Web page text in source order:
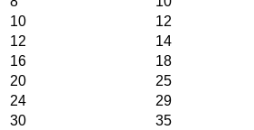
10
12
12
14
16
18
20
25
24
29
30
35